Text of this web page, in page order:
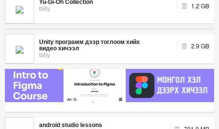
Yu-Gi-Oh Collection
billy
1.2 GB
Unity программ дээр тоглоом хийх
видео хичээл
billy
2.9 GB
android studio lessons